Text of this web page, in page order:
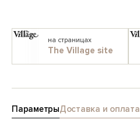
на страницах
The Village site
ПараметрыДоставка и оплата